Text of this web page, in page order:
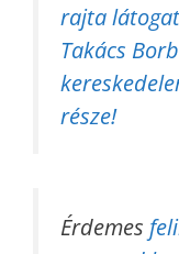
rajta
Takács
része!
Érdemes